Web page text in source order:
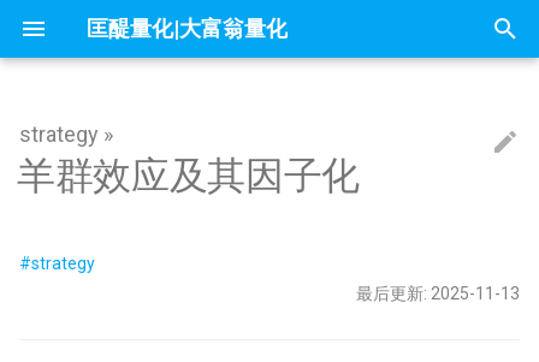
匡醍量化|大富翁量化
在
初
化
因子投资与机器学习策略 简介
简介
量化中的Numpy和Pandas
简介
mldp
地量见地价？我拿一年的上证数据算
60天，怎么搭起自己的量化学习
量化模型中的 BN、LN 与 WN：
不小心杀入了量化赛道，现在该怎么
办？
新开户人数因子
结束语
你在同花顺上的每一次点击，都被做
成了做空信号
问薪无愧！
自学量化大纲有这75页就够了
全球Windows机器蓝屏，作为量化
人，我的检讨来了
墓人，但中初级程序员是爬不出来了
『译研报03』Z变换改造均线，一个
12年前的策略为何仍能跑赢大盘？
没有翻车？
只廖廖数行，但很惊艳的代码
Jupyter Notebook中如何设置环境变
一些和颜色相关的网站
来自世坤！寻找Alpha 构建交易策略
你可能不知道的8个IPython技巧
OpenBB 实战！轻松获取海外市场数
21天驯化AI打工仔 - 我如何获取
数据
量化新基建(三) - FastHTML：
全栈开发的终极答案
除了编程，量化人还能怎么用AI
readme
『Moonshot is all you need』 02
01 introduction
大富翁安装指南
常见问题
Python高效编程实践指南 01 为什么要学 Python
01 - 这是你的量化母语
数据可视化
Dash-用Python也能做网页
Follow Us
strategy »
羊群效应及其因子化
#strategy
最后更新: 2025-11-13